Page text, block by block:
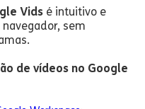
Vids é intuitivo e
sem
de vídeos no Google